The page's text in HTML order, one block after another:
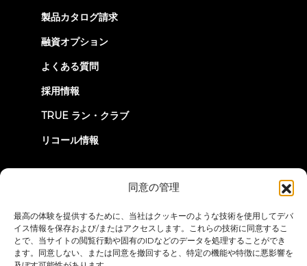
同意の管理
最高の体験を提供するために、当社はクッキーのような技術を使用してデバ
イス情報を保存および/またはアクセスします。これらの技術に同意するこ
とで、当サイトの閲覧行動や固有のIDなどのデータを処理することができ
ます。同意しない、または同意を撤回すると、特定の機能や特徴に悪影響を
製品カタログ請求
融資オプション
よくある質問
採用情報
TRUE ラン・クラブ
リコール情報